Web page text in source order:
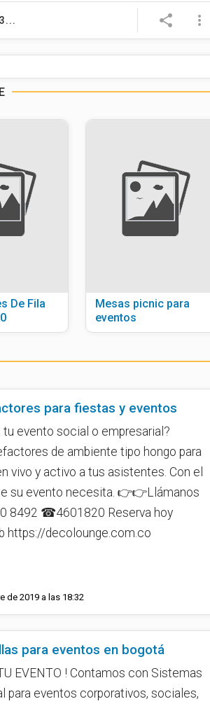
share more_vert
De Fila
Mesas picnic para
eventos
para fiestas y eventos
tu evento social o empresarial?
de ambiente tipo hongo para
vivo y activo a tus asistentes. Con el
su evento necesita. 👉👉Llámanos
8492 ☎4601820 Reserva hoy
https://decolounge.com.co
de 2019 a las 18:32
para eventos en bogotá
EVENTO ! Contamos con Sistemas
para eventos corporativos, sociales,